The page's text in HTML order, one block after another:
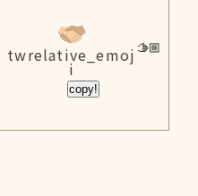
twrelative_emoj
i
copy!